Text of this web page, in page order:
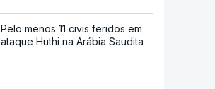
Pelo menos 11 civis feridos em
ataque Huthi na Arábia Saudita